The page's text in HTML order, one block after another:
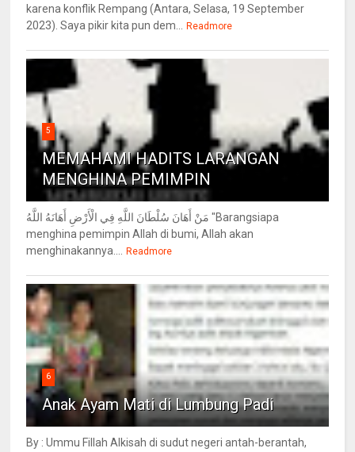
karena konflik Rempang (Antara, Selasa, 19 September
2023). Saya pikir kita pun dem... Readmore
5
MEMAHAMI HADITS LARANGAN
MENGHINA PEMIMPIN
مَنْ أَهَانَ سُلْطَانَ اللَّهِ فِي الْأَرْضِ أَهَانَهُ اللَّهُ "Barangsiapa
menghina pemimpin Allah di bumi, Allah akan
menghinakannya.... Readmore
6
Anak Ayam Mati di Lumbung Padi
By : Ummu Fillah Alkisah di sudut negeri antah-berantah,